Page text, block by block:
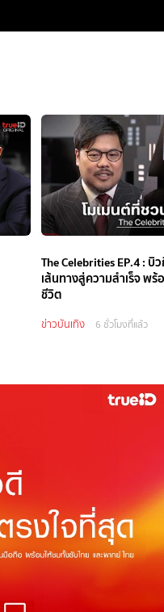
The Celebrities EP.4 :
เส้นทางสู่ความสำเร็จ พร้
ชีวิต
ข่าวบันเทิง 6 ชั่วโมงที่แล้ว